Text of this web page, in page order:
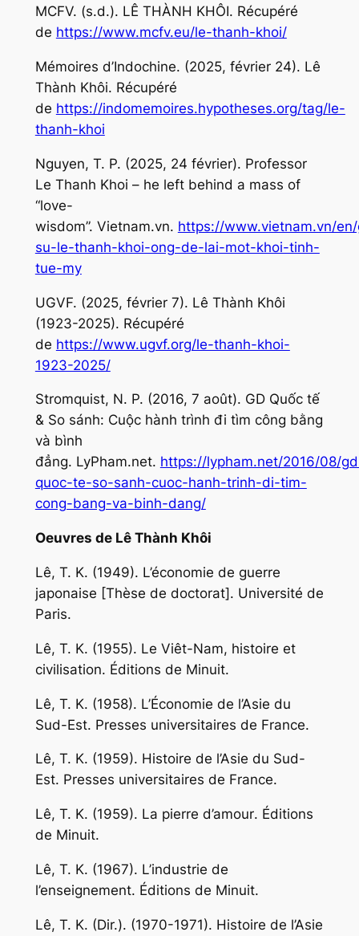
MCFV. (s.d.). LÊ THÀNH KHÔI. Récupéré
de https://www.mcfv.eu/le-thanh-khoi/
Mémoires d’Indochine. (2025, février 24). Lê
Thành Khôi. Récupéré
de https://indomemoires.hypotheses.org/tag/le-
thanh-khoi
Nguyen, T. P. (2025, 24 février). Professor
Le Thanh Khoi – he left behind a mass of
“love-
wisdom”. Vietnam.vn. https://www.vietnam.vn/
su-le-thanh-khoi-ong-de-lai-mot-khoi-tinh-
tue-my
UGVF. (2025, février 7). Lê Thành Khôi
(1923-2025). Récupéré
de https://www.ugvf.org/le-thanh-khoi-
1923-2025/
Stromquist, N. P. (2016, 7 août). GD Quốc tế
& So sánh: Cuộc hành trình đi tìm công bằng
và bình
đẳng. LyPham.net. https://lypham.net/2016/08/
quoc-te-so-sanh-cuoc-hanh-trinh-di-tim-
cong-bang-va-binh-dang/
Oeuvres de Lê Thành Khôi
Lê, T. K. (1949). L’économie de guerre
japonaise [Thèse de doctorat]. Université de
Paris.
Lê, T. K. (1955). Le Viêt-Nam, histoire et
civilisation. Éditions de Minuit.
Lê, T. K. (1958). L’Économie de l’Asie du
Sud-Est. Presses universitaires de France.
Lê, T. K. (1959). Histoire de l’Asie du Sud-
Est. Presses universitaires de France.
Lê, T. K. (1959). La pierre d’amour. Éditions
de Minuit.
Lê, T. K. (1967). L’industrie de
l’enseignement. Éditions de Minuit.
Lê, T. K. (Dir.). (1970-1971). Histoire de l’Asie